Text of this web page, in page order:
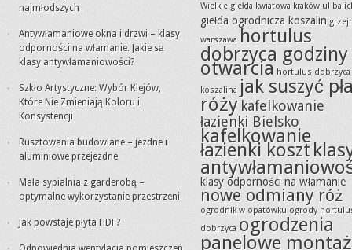
najmłodszych
Antywłamaniowe okna i drzwi – klasy
odporności na włamanie. Jakie są
klasy antywłamaniowości?
Szkło Artystyczne: Wybór Klejów,
Które Nie Zmieniają Koloru i
Konsystencji
Rusztowania budowlane – jezdne i
aluminiowe przejezdne
Mała sypialnia z garderobą –
optymalne wykorzystanie przestrzeni
Jak powstaje płyta HDF?
Wielkie giełda kwiatowa kraków ul
giełda ogrodnicza koszalin
warszawa hortulus
dobrzyca godziny
otwarcia hortulus dobrzyca
koszalina jak suszyć
róży kafelkowanie
łazienki Bielsko
kafelkowanie
łazienki koszt
klasy odporności na włamanie
nowe odmiany róż
ogrodnik w opatówku ogrody
dobrzyca ogrodzenia
panelowe montaż